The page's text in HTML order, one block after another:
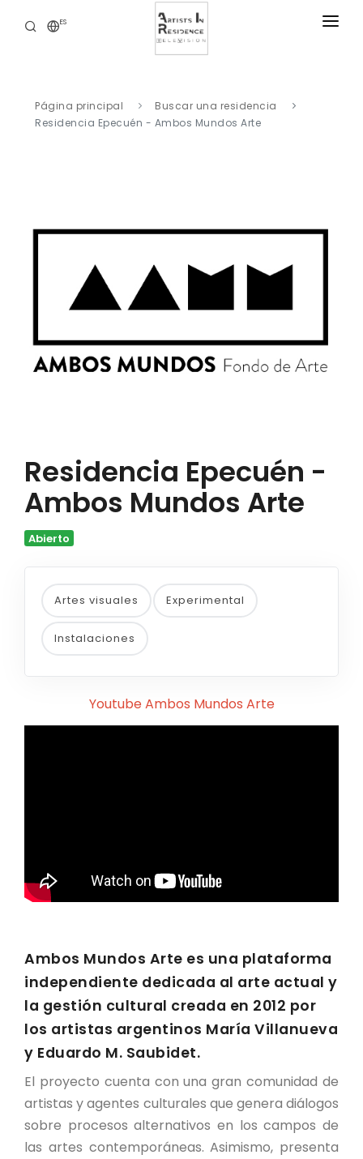
ES
BIBLIOTECA DIGITAL
Página principal
Buscar una residencia
Residencia Epecuén - Ambos Mundos Arte
Residencia Epecuén -
Ambos Mundos Arte
Abierto
Artes visuales Experimental
Instalaciones
Youtube Ambos Mundos Arte
Ambos Mundos Arte es una plataforma
independiente dedicada al arte actual y
la gestión cultural creada en 2012 por
los artistas argentinos María Villanueva
y Eduardo M. Saubidet.
El proyecto cuenta con una gran comunidad de
artistas y agentes culturales que genera diálogos
sobre procesos alternativos en los campos de
las artes contemporáneas. Asimismo, presenta